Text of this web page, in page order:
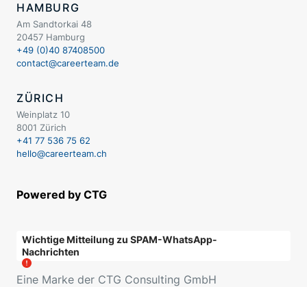
HAMBURG
Am Sandtorkai 48
20457 Hamburg
+49 (0)40 87408500
contact@careerteam.de
ZÜRICH
Weinplatz 10
8001 Zürich
+41 77 536 75 62
hello@careerteam.ch
Powered by CTG
Wichtige Mitteilung zu SPAM-WhatsApp-
Nachrichten
Eine Marke der CTG Consulting GmbH